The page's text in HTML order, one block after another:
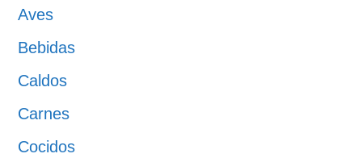
Aves
Bebidas
Caldos
Carnes
Cocidos